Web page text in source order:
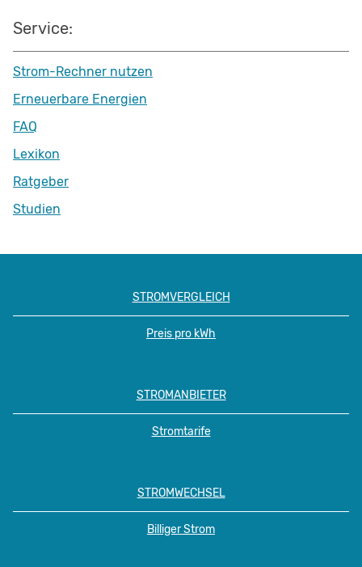
Service:
Strom-Rechner nutzen
Erneuerbare Energien
FAQ
Lexikon
Ratgeber
Studien
STROMVERGLEICH
Preis pro kWh
STROMANBIETER
Stromtarife
STROMWECHSEL
Billiger Strom